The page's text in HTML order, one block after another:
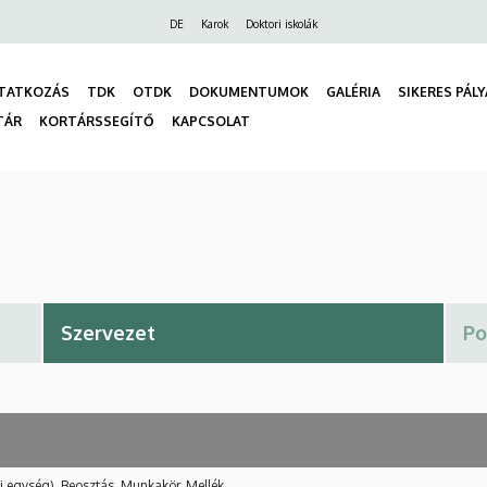
DE Karok Doktori iskolák
TDK OTDK DOKUMENTUMOK GALÉRIA
SIKERES
KORTÁRSSEGÍTŐ KAPCSOLAT